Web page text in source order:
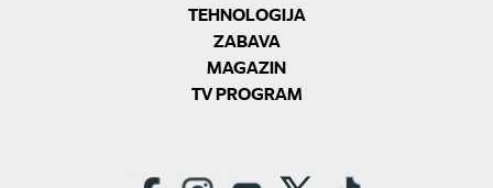
TEHNOLOGIJA
ZABAVA
MAGAZIN
TV PROGRAM